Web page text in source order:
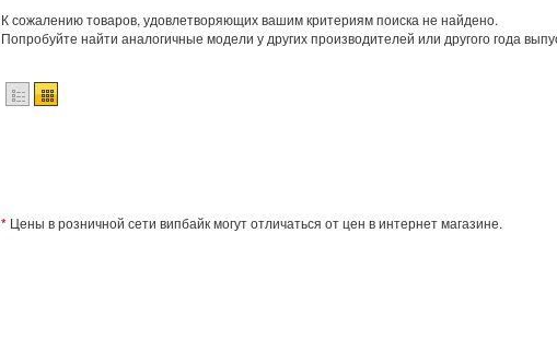
К сожалению товаров, удовлетворяющих вашим критериям поиска не найдено.
Попробуйте найти аналогичные модели у других производителей или другого года
* Цены в розничной сети випбайк могут отличаться от цен в интернет магазине.